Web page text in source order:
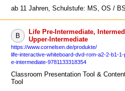
ab 11 Jahren, Schulstufe: MS, OS /
B
Life Pre-Intermediate,
Upper-Intermediate
https://www.cornelsen.de/produkte/
life-interactive-whiteboard-dvd-rom-a2-2-b1-1-
e-intermediate-9781133318354
Classroom Presentation Tool &
Tool